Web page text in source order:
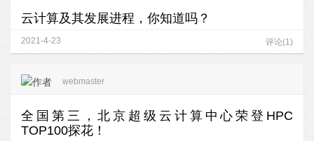
云计算及其发展进程，你知道吗？
2021-4-23 评论(1)
webmaster
全国第三，北京超级云计算中心荣登HPC
TOP100探花！